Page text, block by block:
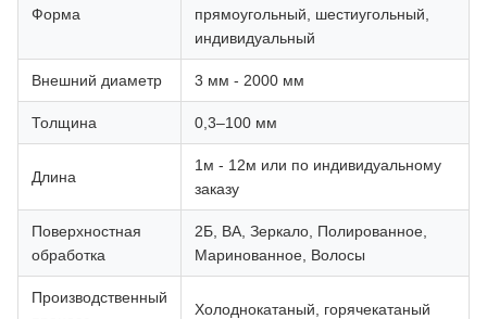
Форма
прямоугольный, шестиугольный,
индивидуальный
Внешний диаметр 3 мм - 2000 мм
Толщина 0,3–100 мм
Длина
1м - 12м или по индивидуальному
заказу
Поверхностная
обработка
2Б, ВА, Зеркало, Полированное,
Маринованное, Волосы
Производственный
Холоднокатаный, горячекатаный